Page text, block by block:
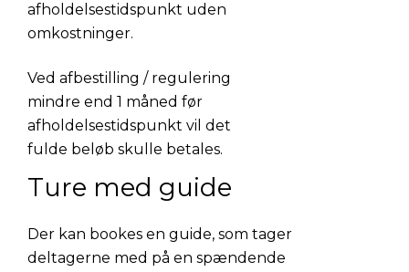
afholdelsestidspunkt uden
omkostninger.
Ved afbestilling / regulering
mindre end 1 måned før
afholdelsestidspunkt vil det
fulde beløb skulle betales.
Ture med guide
Der kan bookes en guide, som tager
deltagerne med på en spændende